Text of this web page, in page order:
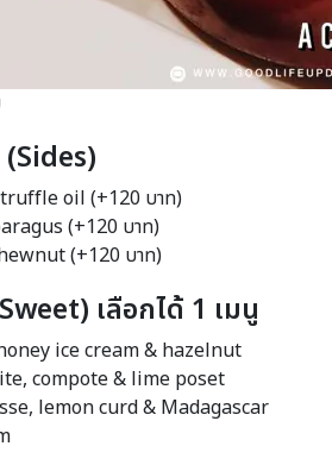
Sides)
oil (+120 บาท)
(+120 บาท)
(+120 บาท)
เลือกได้ 1 เมนู
ice cream & hazelnut
compote & lime poset
lemon curd & Madagascar